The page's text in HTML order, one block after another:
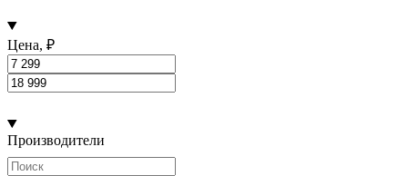
Цена, ₽
Производители